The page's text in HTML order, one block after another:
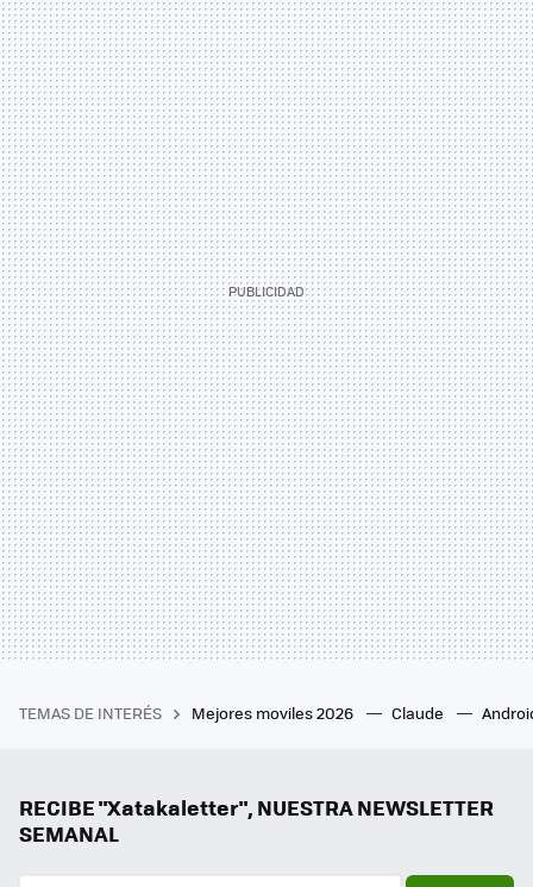
TEMAS DE INTERÉS Mejores moviles 2026 Claude
RECIBE "Xatakaletter", NUESTRA NEWSLETTER
SEMANAL